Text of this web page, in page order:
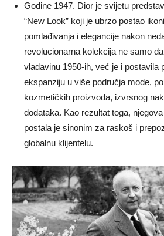
Godine 1947. Dior je svijetu
“New Look” koji je ubrzo postao
pomlađivanja i elegancije nakon
revolucionarna kolekcija ne samo
vladavinu 1950-ih, već je i postavila
ekspanziju u više područja mode,
kozmetičkih proizvoda, izvrsnog
dodataka. Kao rezultat toga,
postala je sinonim za raskoš i
globalnu klijentelu.